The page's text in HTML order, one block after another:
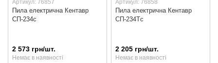
Артикул: 76857
Пила електрична Кентавр
СП-234c
2 573 грн/шт.
Немає в наявності
Артикул: 76858
Пила електрична Кентавр
СП-234Тc
2 205 грн/шт.
Немає в наявності